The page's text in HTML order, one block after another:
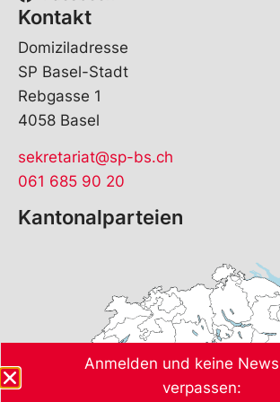
Kontakt
Domiziladresse
SP Basel-Stadt
Rebgasse 1
4058 Basel
sekretariat@sp-bs.ch
061 685 90 20
Kantonalparteien
Anmelden und keine
verpassen: